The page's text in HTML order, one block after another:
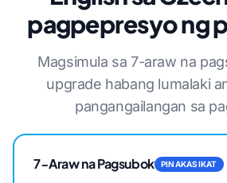
pagpepresyo ng
Magsimula sa 7-araw na
upgrade habang lumalaki
pangangailangan sa
7-Araw na Pagsubok PINAKASIKAT